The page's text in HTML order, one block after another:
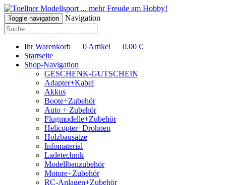
... mehr Freude am Hobby!
Toggle navigation Navigation
Ihr Warenkorb 0 Artikel 0.00 €
Startseite
Shop-Navigation
GESCHENK-GUTSCHEIN
Adapter+Kabel
Akkus
Boote+Zubehör
Auto + Zubehör
Flugmodelle+Zubehör
Helicopter+Drohnen
Holzbausätze
Infomaterial
Ladetechnik
Modellbauzubehör
Motore+Zubehör
RC-Anlagen+Zubehör